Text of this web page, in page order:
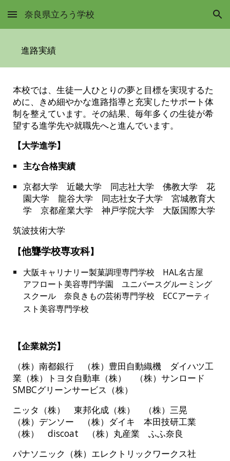
Skip to main content Skip to navigation
奈良県立ろう学校
進路実績
本校では、生徒一人ひとりの夢と目標を実現するた
めに、きめ細やかな進路指導と充実したサポート体
制を整えています。その結果、毎年多くの生徒が希
望する進学先や就職先へと進んでいます。
【大学進学】
主な合格実績
京都大学 近畿大学 同志社大学 佛教大学 花
園大学 龍谷大学 同志社女子大学 宮城教育大
学 京都産業大学 神戸学院大学 大阪国際大学
筑波技術大学
【他聾学校専攻科】
大阪キャリナリー製菓調理専門学校 HAL名古屋
アフロート美容専門学園 ユニバースグルーミング
スクール 奈良きもの芸術専門学校 ECCアーティ
スト美容専門学校
【企業就労】
（株）南都銀行 （株）豊田自動織機 ダイハツ工
業（株）トヨタ自動車（株） （株）サンロード
SMBCグリーンサービス（株）
ニッタ（株） 東邦化成（株） （株）三晃
（株）デンソー （株）ダイキ 本田技研工業
（株） discoat （株）丸産業 ふふ奈良
パナソニック（株）エレクトリックワークス社